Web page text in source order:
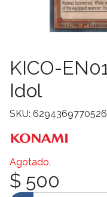
KICO-
Idol
SKU:
Agotado.
$ 500